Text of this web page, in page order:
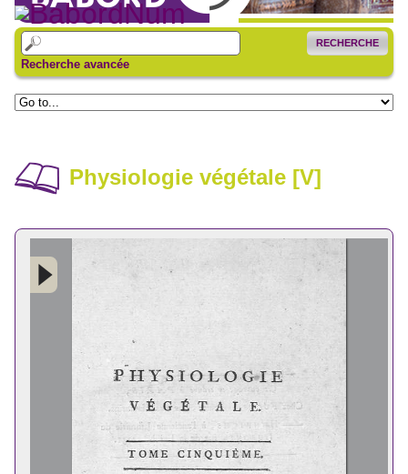
RECHERCHE
Recherche avancée
Physiologie végétale [V]